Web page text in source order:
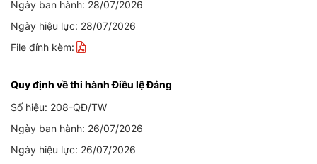
Ngày ban hành: 28/07/2026
Ngày hiệu lực: 28/07/2026
File đính kèm:
Quy định về thi hành Điều lệ Đảng
Số hiệu: 208-QĐ/TW
Ngày ban hành: 26/07/2026
Ngày hiệu lực: 26/07/2026